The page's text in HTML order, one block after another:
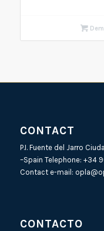
CONTACT
P.I. Fuente del Jarro
–Spain Telephone: +34
Contact e-mail:
CONTACTO